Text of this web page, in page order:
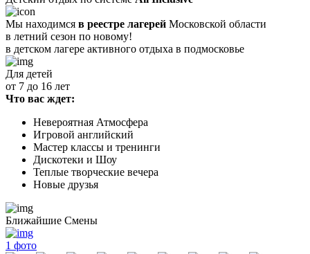
Мы находимся в реестре лагерей Московской области
в летний сезон по новому!
в детском лагере активного отдыха в подмосковье
Для детей
от 7 до 16 лет
Что вас ждет:
Невероятная Атмосфера
Игровой английский
Мастер классы и тренинги
Дискотеки и Шоу
Теплые творческие вечера
Новые друзья
Ближайшие Смены
1 фото